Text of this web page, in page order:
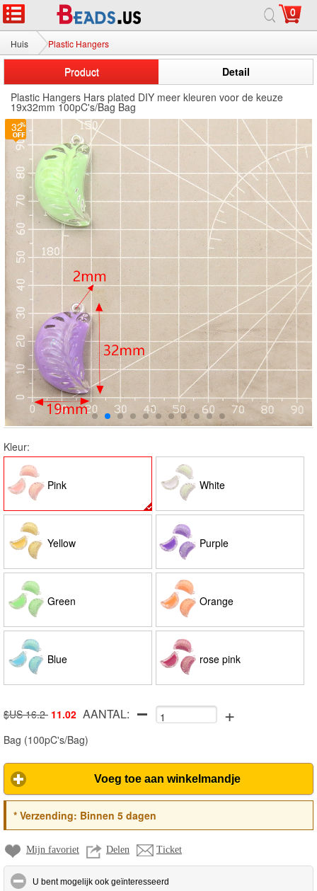
0
Huis Plastic Hangers
Product
Detail
Plastic Hangers Hars plated DIY meer kleuren voor de keuze
19x32mm 100pC's/Bag Bag
32
Kleur:
Pink White
Yellow Purple
Green Orange
Blue rose pink
$US 16.2 11.02 AANTAL: +
Bag (100pC's/Bag)
Voeg toe aan winkelmandje
*Verzending: Binnen 5 dagen
Mijn favoriet Delen Ticket
U bent mogelijk ook geïnteresseerd